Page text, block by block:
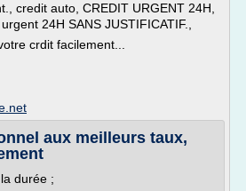
credit auto, CREDIT URGENT 24H,
24H SANS JUSTIFICATIF.,
crdit facilement...
aux meilleurs taux,
durée ;